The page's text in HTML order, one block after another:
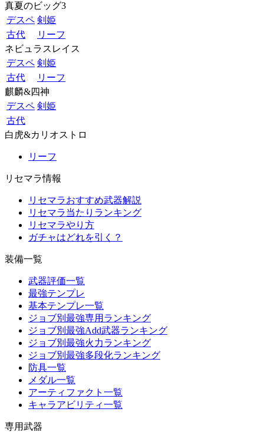
真夏のビッグ3
デスペ 剣姫
古代
リーフ
ネビュラスレイス
デスペ 剣姫
古代
リーフ
麒麟&四神
デスペ 剣姫
古代
白虎&カリオストロ
リーフ
リセマラ情報
リセマラおすすめ武器解説
リセマラ当たりランキング
リセマラやり方
ガチャはどれを引く？
装備一覧
武器評価一覧
最強テンプレ
基本テンプレ一覧
ジョブ別最強専用ランキング
ジョブ別最強Add武器ランキング
ジョブ別最強火力ランキング
ジョブ別最強多段化ランキング
防具一覧
メダル一覧
アーティファクト一覧
キャラアビリティ一覧
専用武器